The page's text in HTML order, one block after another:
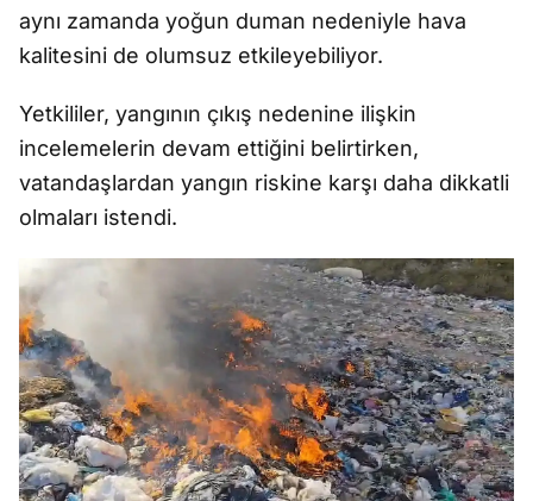
aynı zamanda yoğun duman nedeniyle hava
kalitesini de olumsuz etkileyebiliyor.
Yetkililer, yangının çıkış nedenine ilişkin
incelemelerin devam ettiğini belirtirken,
vatandaşlardan yangın riskine karşı daha dikkatli
olmaları istendi.